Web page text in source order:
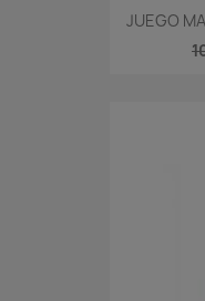
JUEGO